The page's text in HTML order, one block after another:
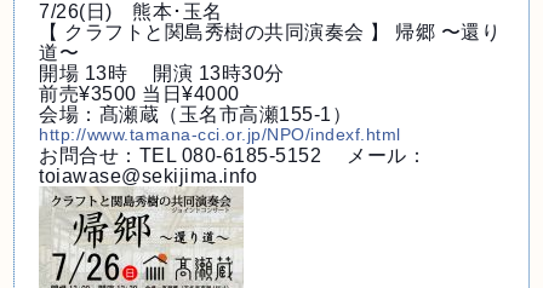
7/26(日) 熊本･玉名
【 クラフトと関島秀樹の共同演奏会 】 帰郷 〜還り
道〜
開場 13時 開演 13時30分
前売¥3500 当日¥4000
会場：髙瀬蔵（玉名市高瀬155-1）
http://www.tamana-cci.or.jp/NPO/indexf.html
お問合せ：TEL 080-6185-5152 メール：
toiawase@sekijima.info